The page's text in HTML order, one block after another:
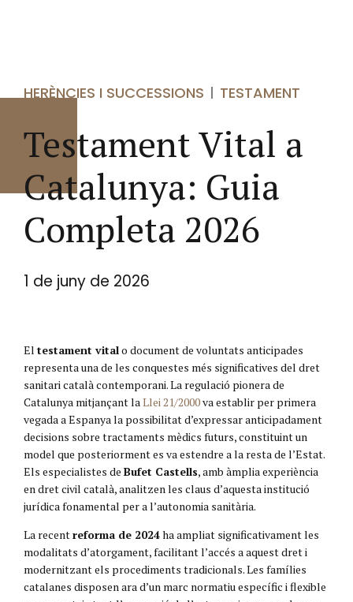
HERÈNCIES I SUCCESSIONS TESTAMENT
Testament Vital a
Catalunya: Guia
Completa 2026
1 de juny de 2026
El testament vitalo document de voluntats anticipades
representa una de les conquestes més significatives del dret
sanitari català contemporani. La regulació pionera de
Catalunya mitjançant la Llei 21/2000va establir per primera
vegada a Espanya la possibilitat d’expressar anticipadament
decisions sobre tractaments mèdics futurs, constituint un
model que posteriorment es va estendre a la resta de l’Estat.
Els especialistes de Bufet Castells, amb àmplia experiència
en dret civil català, analitzen les claus d’aquesta institució
jurídica fonamental per a l’autonomia sanitària.
La recentreforma de 2024ha ampliat significativament les
modalitats d’atorgament, facilitant l’accés a aquest dret i
modernitzant els procediments tradicionals. Les famílies
catalanes disposen ara d’un marc normatiu específic i flexible